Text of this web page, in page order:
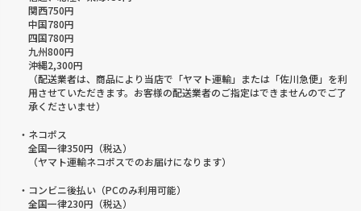
関西750円
中国780円
四国780円
九州800円
沖縄2,300円
（配送業者は、商品により当店で「ヤマト運輸」または「佐川急便」を利
用させていただきます。お客様の配送業者のご指定はできませんのでご了
承くださいませ）
・ネコポス
全国一律350円（税込）
（ヤマト運輸ネコポスでのお届けになります）
・コンビニ後払い（PCのみ利用可能）
全国一律230円（税込）